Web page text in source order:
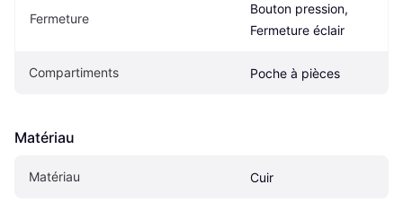
Fermeture
Bouton pression,
Fermeture éclair
Compartiments Poche à pièces
Matériau
Matériau Cuir